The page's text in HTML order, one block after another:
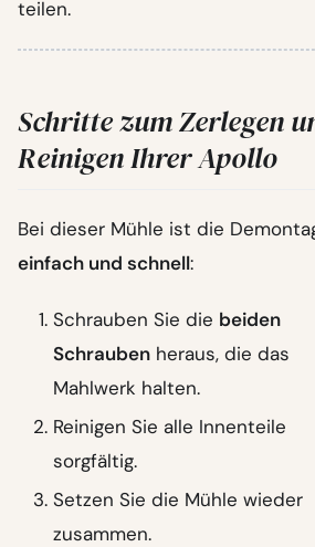
teilen.
Schritte zum Zerlegen
Reinigen Ihrer Apollo
Bei dieser Mühle ist die
einfach und schnell:
Schrauben Sie die beiden
Schrauben heraus, die das
Mahlwerk halten.
Reinigen Sie alle Innenteile
sorgfältig.
Setzen Sie die Mühle wieder
zusammen.